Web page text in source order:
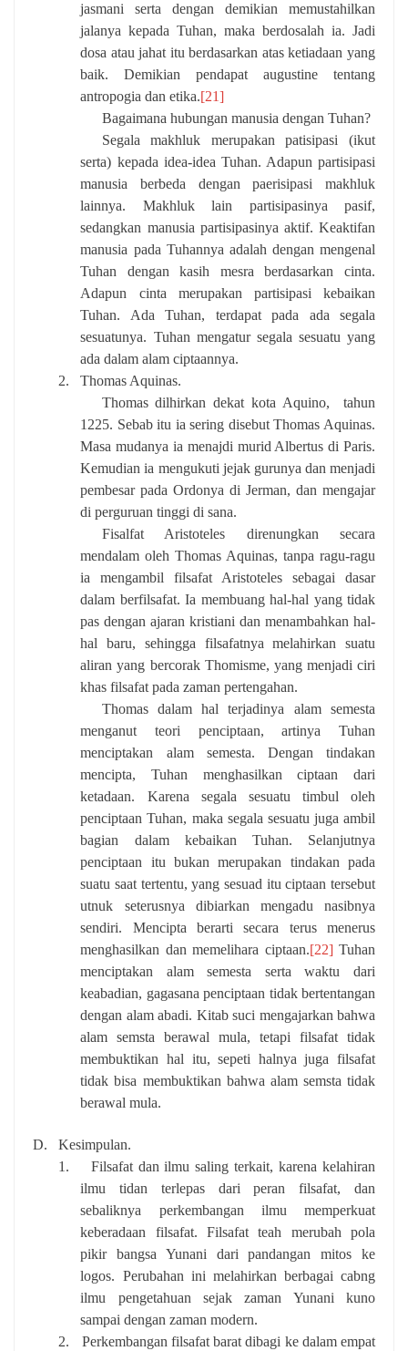
jasmani serta dengan demikian memustahilkan
jalanya kepada Tuhan, maka berdosalah ia. Jadi
dosa atau jahat itu berdasarkan atas ketiadaan yang
baik. Demikian pendapat augustine tentang
antropogia dan etika.[21]
Bagaimana hubungan manusia dengan Tuhan?
Segala makhluk merupakan patisipasi (ikut
serta) kepada idea-idea Tuhan. Adapun partisipasi
manusia berbeda dengan paerisipasi makhluk
lainnya. Makhluk lain partisipasinya pasif,
sedangkan manusia partisipasinya aktif. Keaktifan
manusia pada Tuhannya adalah dengan mengenal
Tuhan dengan kasih mesra berdasarkan cinta.
Adapun cinta merupakan partisipasi kebaikan
Tuhan. Ada Tuhan, terdapat pada ada segala
sesuatunya. Tuhan mengatur segala sesuatu yang
ada dalam alam ciptaannya.
2.
Thomas Aquinas.
Thomas dilhirkan dekat kota Aquino,
tahun
1225. Sebab itu ia sering disebut Thomas Aquinas.
Masa mudanya ia menajdi murid Albertus di Paris.
Kemudian ia mengukuti jejak gurunya dan menjadi
pembesar pada Ordonya di Jerman, dan mengajar
di perguruan tinggi di sana.
Fisalfat Aristoteles direnungkan secara
mendalam oleh Thomas Aquinas, tanpa ragu-ragu
ia mengambil filsafat Aristoteles sebagai dasar
dalam berfilsafat. Ia membuang hal-hal yang tidak
pas dengan ajaran kristiani dan menambahkan hal-
hal baru, sehingga filsafatnya melahirkan suatu
aliran yang bercorak Thomisme, yang menjadi ciri
khas filsafat pada zaman pertengahan.
Thomas dalam hal terjadinya alam semesta
menganut teori penciptaan, artinya Tuhan
menciptakan alam semesta. Dengan tindakan
mencipta, Tuhan menghasilkan ciptaan dari
ketadaan. Karena segala sesuatu timbul oleh
penciptaan Tuhan, maka segala sesuatu juga ambil
bagian dalam kebaikan Tuhan. Selanjutnya
penciptaan itu bukan merupakan tindakan pada
suatu saat tertentu, yang sesuad itu ciptaan tersebut
utnuk seterusnya dibiarkan mengadu nasibnya
sendiri. Mencipta berarti secara terus menerus
menghasilkan dan memelihara ciptaan.[22]Tuhan
menciptakan alam semesta serta waktu dari
keabadian, gagasana penciptaan tidak bertentangan
dengan alam abadi. Kitab suci mengajarkan bahwa
alam semsta berawal mula, tetapi filsafat tidak
membuktikan hal itu, sepeti halnya juga filsafat
tidak bisa membuktikan bahwa alam semsta tidak
berawal mula.
D.
Kesimpulan.
1.
Filsafat dan ilmu saling terkait, karena kelahiran
ilmu tidan terlepas dari peran filsafat, dan
sebaliknya perkembangan ilmu memperkuat
keberadaan filsafat. Filsafat teah merubah pola
pikir bangsa Yunani dari pandangan mitos ke
logos. Perubahan ini melahirkan berbagai cabng
ilmu pengetahuan sejak zaman Yunani kuno
sampai dengan zaman modern.
2.
Perkembangan filsafat barat dibagi ke dalam empat